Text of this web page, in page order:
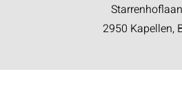
2950 Kapellen,